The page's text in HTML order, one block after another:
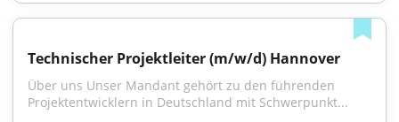
Technischer Projektleiter (m/w/d) Hannover
Über uns Unser Mandant gehört zu den führenden
Projektentwicklern in Deutschland mit Schwerpunkt...